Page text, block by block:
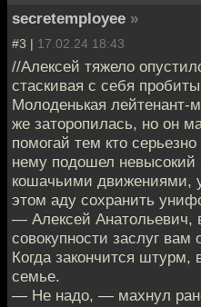
secretemployee »
#3 | 17.02.24 18:43
//Алексей тяжело
стаскивая с себя
Молоденькая лейтенант-
же заторопилась, но он
помогай тем кто
нему подошел невысокий
кошачьими движениями,
этом аду сохранить
— Алексей Анатольевич,
совокупности заслуг вам
Когда закончится штурм,
семье.
— Не надо, — махнул